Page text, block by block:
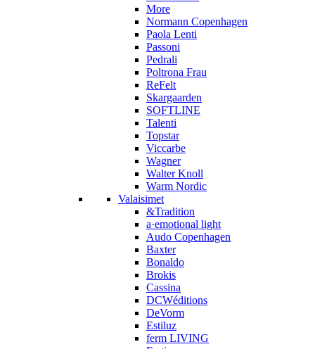
More
Normann Copenhagen
Paola Lenti
Passoni
Pedrali
Poltrona Frau
ReFelt
Skargaarden
SOFTLINE
Talenti
Topstar
Viccarbe
Wagner
Walter Knoll
Warm Nordic
Valaisimet
&Tradition
a·emotional light
Audo Copenhagen
Baxter
Bonaldo
Brokis
Cassina
DCWéditions
DeVorm
Estiluz
ferm LIVING